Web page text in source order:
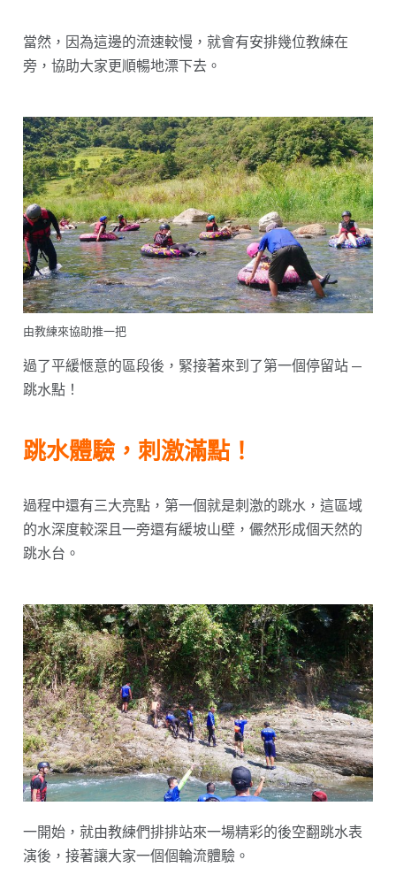
當然，因為這邊的流速較慢，就會有安排幾位教練在
旁，協助大家更順暢地漂下去。
由教練來協助推一把
過了平緩愜意的區段後，緊接著來到了第一個停留站 —
跳水點！
跳水體驗，刺激滿點！
過程中還有三大亮點，第一個就是刺激的跳水，這區域
的水深度較深且一旁還有緩坡山壁，儼然形成個天然的
跳水台。
一開始，就由教練們排排站來一場精彩的後空翻跳水表
演後，接著讓大家一個個輪流體驗。